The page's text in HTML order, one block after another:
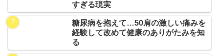
すぎる現実
糖尿病を抱えて…50肩の激しい痛みを
経験して改めて健康のありがたみを知
る